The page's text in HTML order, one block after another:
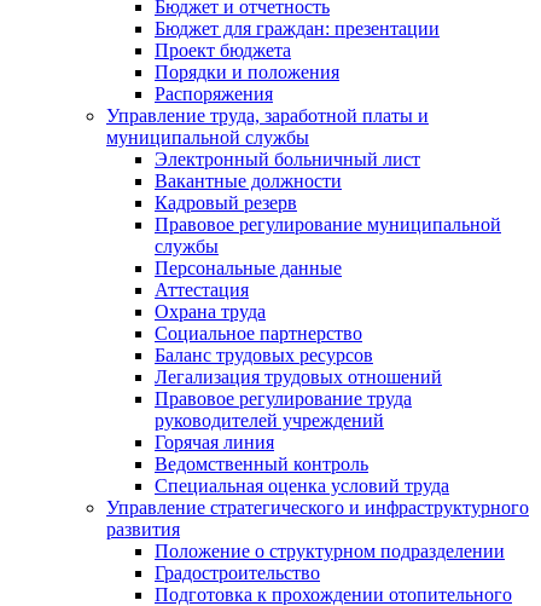
Бюджет и отчетность
Бюджет для граждан: презентации
Проект бюджета
Порядки и положения
Распоряжения
Управление труда, заработной платы и
муниципальной службы
Электронный больничный лист
Вакантные должности
Кадровый резерв
Правовое регулирование муниципальной
службы
Персональные данные
Аттестация
Охрана труда
Социальное партнерство
Баланс трудовых ресурсов
Легализация трудовых отношений
Правовое регулирование труда
руководителей учреждений
Горячая линия
Ведомственный контроль
Специальная оценка условий труда
Управление стратегического и инфраструктурного
развития
Положение о структурном подразделении
Градостроительство
Подготовка к прохождении отопительного